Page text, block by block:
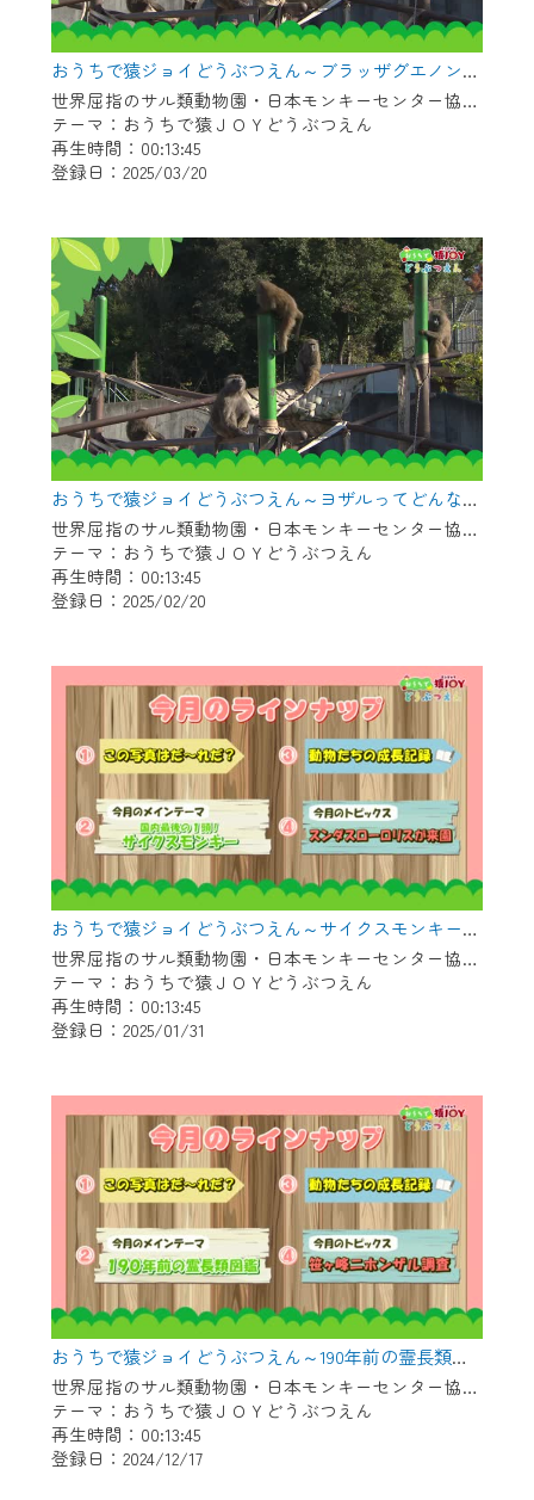
おうちで猿ジョイどうぶつえん～ブラッザグエノン～（2025年2月16日初回放送）
世界屈指のサル類動物園・日本モンキーセンター協力の親子で学べる動物番組。
テーマ：おうちで猿ＪＯＹどうぶつえん
再生時間：00:13:45
登録日：2025/03/20
おうちで猿ジョイどうぶつえん～ヨザルってどんなサル？～（2025年1月16日初回放送）
世界屈指のサル類動物園・日本モンキーセンター協力の親子で学べる動物番組。
テーマ：おうちで猿ＪＯＹどうぶつえん
再生時間：00:13:45
登録日：2025/02/20
おうちで猿ジョイどうぶつえん～サイクスモンキー～（2024年12月16日初回放送）
世界屈指のサル類動物園・日本モンキーセンター協力の親子で学べる動物番組。
テーマ：おうちで猿ＪＯＹどうぶつえん
再生時間：00:13:45
登録日：2025/01/31
おうちで猿ジョイどうぶつえん～190年前の霊長類図鑑～（2024年11月16日初回放送）
世界屈指のサル類動物園・日本モンキーセンター協力の親子で学べる動物番組。
テーマ：おうちで猿ＪＯＹどうぶつえん
再生時間：00:13:45
登録日：2024/12/17
＜メンテナンス情報＞
CCNetWebTVのリニューアルにともないメ
ンテナンス作業を予定しています。
日時 9/24 9:30～16:30
テナンス中」になり、ご利用いただけませ
ん。
ご不便をおかけいたしますが、ご了承の程
よろしくお願いいたします。